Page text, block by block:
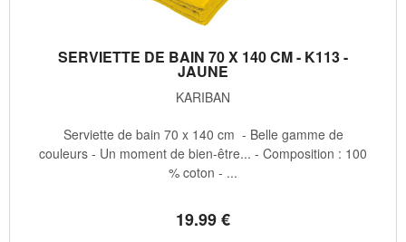
SERVIETTE DE BAIN 70 X 140 CM - K113 -
JAUNE
KARIBAN
19.99€
Serviette de bain 70 x 140 cm - Belle gamme de
couleurs - Un moment de bien-être... - Composition : 100
% coton - ...